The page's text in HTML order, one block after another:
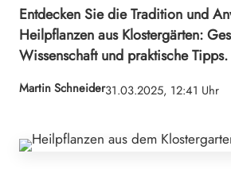
Entdecken Sie die Tradition und
Heilpflanzen aus Klostergärten:
Wissenschaft und praktische Tipps.
Martin Schneider31.03.2025, 12:41 Uhr